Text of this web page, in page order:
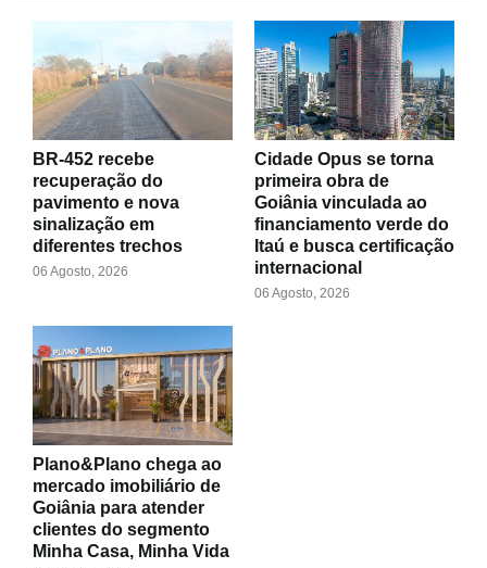
BR-452 recebe
recuperação do
pavimento e nova
sinalização em
diferentes trechos
06 Agosto, 2026
Cidade Opus se torna
primeira obra de
Goiânia vinculada ao
financiamento verde do
Itaú e busca certificação
internacional
06 Agosto, 2026
Plano&Plano chega ao
mercado imobiliário de
Goiânia para atender
clientes do segmento
Minha Casa, Minha Vida